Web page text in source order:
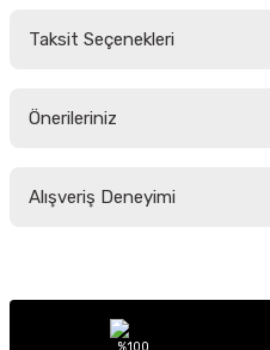
Taksit Seçenekleri
Önerileriniz
yetersiz gördüğünüz noktaları
Ürün açıklamasında eksik bilgiler
Alışveriş Deneyimi
Sitemize ilk